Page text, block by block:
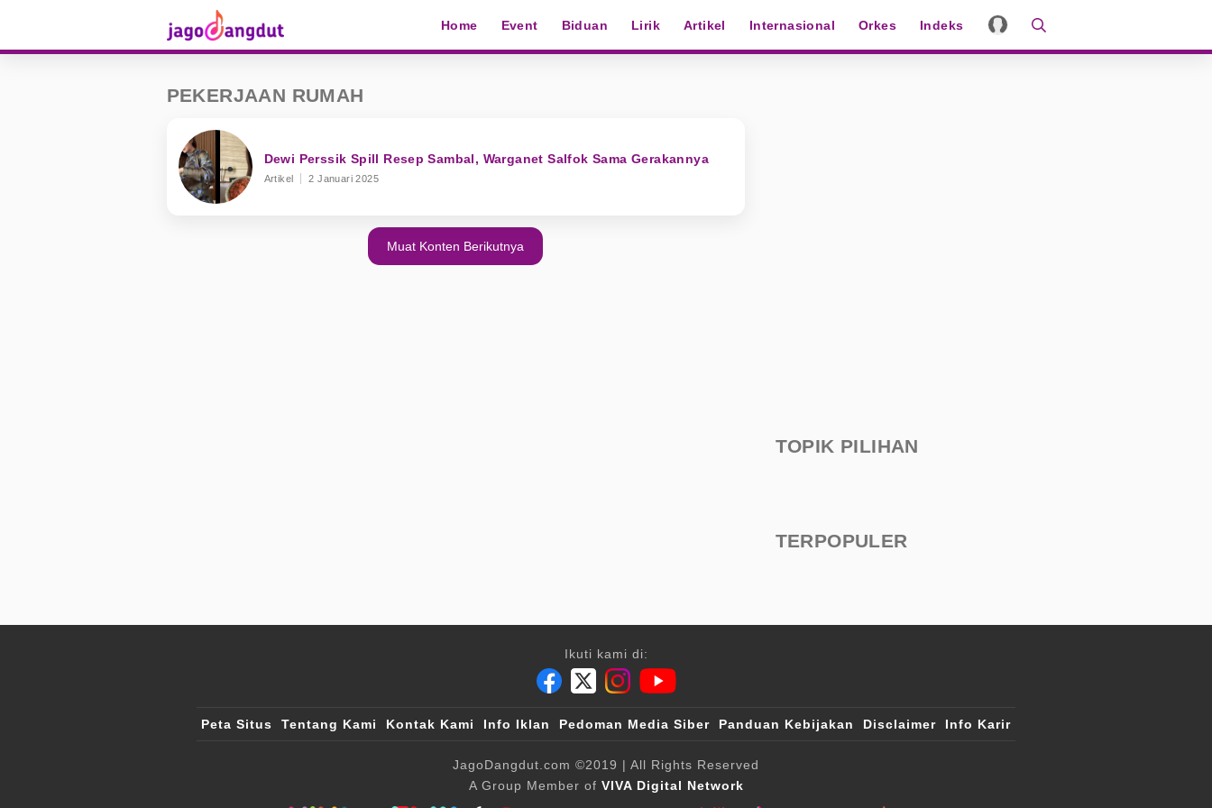
Home Event Biduan Lirik Artikel Internasional Orkes Indeks
PEKERJAAN RUMAH
Dewi Perssik Spill Resep Sambal, Warganet Salfok Sama Gerakannya
Artikel 2 Januari 2025
Muat Konten Berikutnya
TOPIK PILIHAN
TERPOPULER
Ikuti kami di:
Peta Situs Tentang Kami Kontak Kami Info Iklan Pedoman Media Siber Panduan Kebijakan Disclaimer Info Karir
JagoDangdut.com ©2019 | All Rights Reserved
A Group Member of VIVA Digital Network